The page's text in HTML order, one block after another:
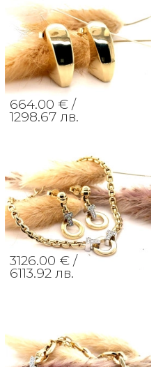
664.00 € /
1298.67 лв.
3126.00 € /
6113.92 лв.